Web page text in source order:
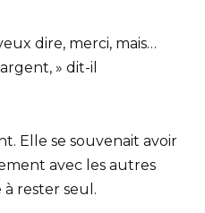
dire, merci, mais…
» dit-il
Elle se souvenait avoir
avec les autres
rester seul.